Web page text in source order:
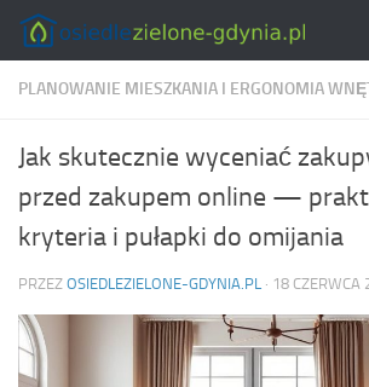
Skip to content
PLANOWANIE MIESZKANIA I ERGONOMIA
Jak skutecznie wyceniać
przed zakupem online —
kryteria i pułapki do omijania
PRZEZ OSIEDLEZIELONE-GDYNIA.PL · 18 CZERWCA